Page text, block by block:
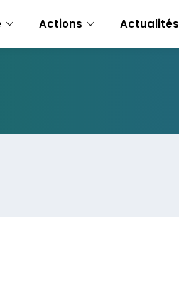
Actions Actualités